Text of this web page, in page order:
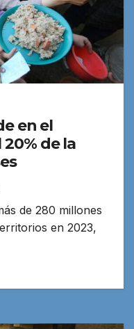
en el
de la
de 280 millones
en 2023,